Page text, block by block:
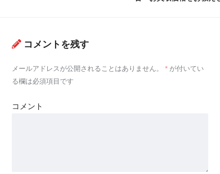
コメントを残す
メールアドレスが公開されることはありません。 * が付いてい
る欄は必須項目です
コメント